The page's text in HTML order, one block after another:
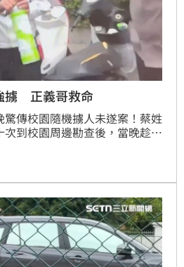
擄 正義哥救命
傳校園隨機擄人未遂案！蔡姓
到校園周邊勘查後，當晚趁一
生命案」的嫌犯梁育誌，還好
勇敢拍下的背影關鍵照，漏夜
傍晚火速在嫌犯租屋處逮人，
自主未遂及傷害罪嫌移送法